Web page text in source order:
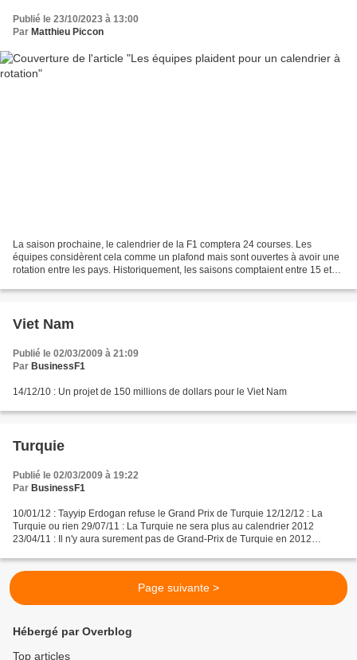
Publié le 23/10/2023 à 13:00
Par Matthieu Piccon
La saison prochaine, le calendrier de la F1 comptera 24 courses. Les
équipes considèrent cela comme un plafond mais sont ouvertes à avoir une
rotation entre les pays. Historiquement, les saisons comptaient entre 15 et
Viet Nam
Publié le 02/03/2009 à 21:09
Par BusinessF1
14/12/10 : Un projet de 150 millions de dollars pour le Viet Nam
Turquie
Publié le 02/03/2009 à 19:22
Par BusinessF1
10/01/12 : Tayyip Erdogan refuse le Grand Prix de Turquie 12/12/12 : La
Turquie ou rien 29/07/11 : La Turquie ne sera plus au calendrier 2012
23/04/11 : Il n'y aura surement pas de Grand-Prix de Turquie en 2012
Page suivante >
Hébergé par Overblog
Top articles